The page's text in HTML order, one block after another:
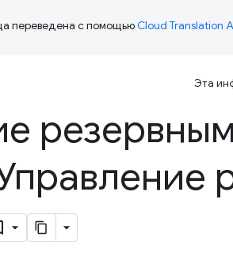
переведена с помощьюCloud Translation
Эта